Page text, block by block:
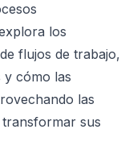
los
flujos de trabajo,
y cómo las
las
sus